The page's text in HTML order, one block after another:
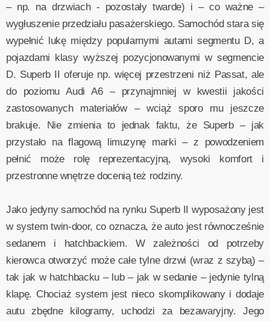
– np. na drzwiach - pozostały twarde) i – co ważne –
wygłuszenie przedziału pasażerskiego. Samochód stara się
wypełnić lukę między popularnymi autami segmentu D, a
pojazdami klasy wyższej pozycjonowanymi w segmencie
D. Superb II oferuje np. więcej przestrzeni niż Passat, ale
do poziomu Audi A6 – przynajmniej w kwestii jakości
zastosowanych materiałów – wciąż sporo mu jeszcze
brakuje. Nie zmienia to jednak faktu, że Superb – jak
przystało na flagową limuzynę marki – z powodzeniem
pełnić może rolę reprezentacyjną, wysoki komfort i
przestronne wnętrze docenią też rodziny.
Jako jedyny samochód na rynku Superb II wyposażony jest
w system twin-door, co oznacza, że auto jest równocześnie
sedanem i hatchbackiem. W zależności od potrzeby
kierowca otworzyć może całe tylne drzwi (wraz z szybą) –
tak jak w hatchbacku – lub – jak w sedanie – jedynie tylną
klapę. Chociaż system jest nieco skomplikowany i dodaje
autu zbędne kilogramy, uchodzi za bezawaryjny. Jego